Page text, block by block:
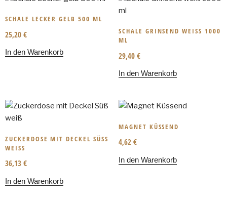
SCHALE LECKER GELB 500 ML
25,20 €
In den Warenkorb
SCHALE GRINSEND WEISS 1000 M
L
29,40 €
In den Warenkorb
ZUCKERDOSE MIT DECKEL SÜSS W
EISS
36,13 €
In den Warenkorb
MAGNET KÜSSEND
4,62 €
In den Warenkorb